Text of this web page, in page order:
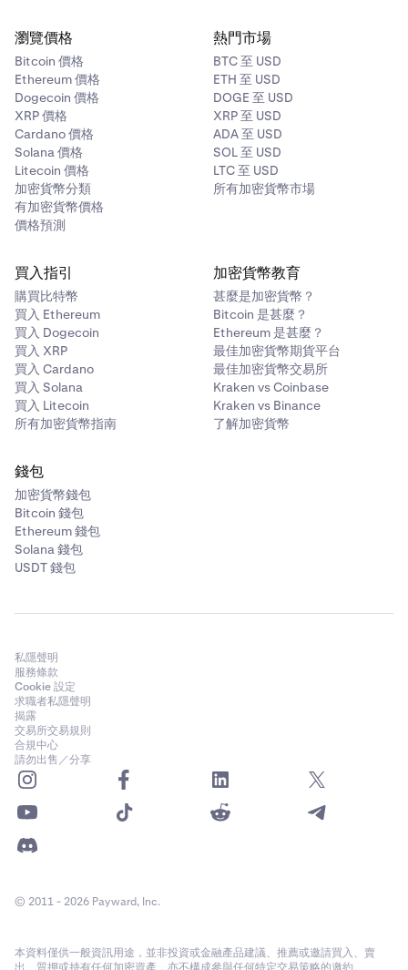
瀏覽價格
Bitcoin 價格
Ethereum 價格
Dogecoin 價格
XRP 價格
Cardano 價格
Solana 價格
Litecoin 價格
加密貨幣分類
有加密貨幣價格
價格預測
熱門市場
BTC 至 USD
ETH 至 USD
DOGE 至 USD
XRP 至 USD
ADA 至 USD
SOL 至 USD
LTC 至 USD
所有加密貨幣市場
買入指引
購買比特幣
買入 Ethereum
買入 Dogecoin
買入 XRP
買入 Cardano
買入 Solana
買入 Litecoin
所有加密貨幣指南
加密貨幣教育
甚麼是加密貨幣？
Bitcoin 是甚麼？
Ethereum 是甚麼？
最佳加密貨幣期貨平台
最佳加密貨幣交易所
Kraken vs Coinbase
Kraken vs Binance
了解加密貨幣
錢包
加密貨幣錢包
Bitcoin 錢包
Ethereum 錢包
Solana 錢包
USDT 錢包
私隱聲明
服務條款
Cookie 設定
求職者私隱聲明
揭露
交易所交易規則
合規中心
請勿出售／分享
© 2011 - 2026 Payward, Inc.
本資料僅供一般資訊用途，並非投資或金融產品建議、推薦或邀請買入、賣